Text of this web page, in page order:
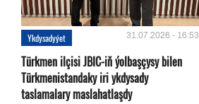
Ykdysadyýet 31.07.2026 - 16:53
Türkmen ilçisi JBIC-iň ýolbaşçysy bilen
Türkmenistandaky iri ykdysady
taslamalary maslahatlaşdy